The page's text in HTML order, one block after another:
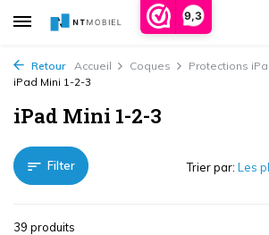
9,3
Retour Accueil Coques Protections
iPad Mini 1-2-3
iPad Mini 1-2-3
Filter
39 produits
Trier par: